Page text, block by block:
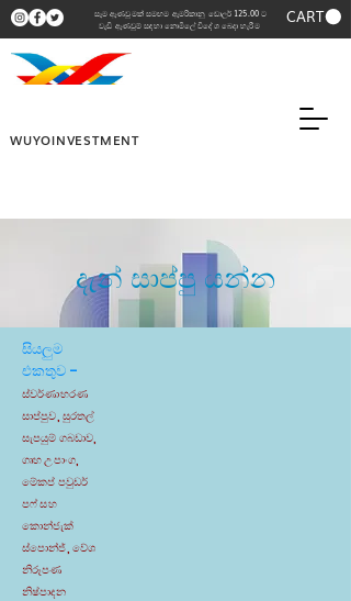
සෑම ඇණවුමක් සමඟම ඇමරිකානු ඩොලර් 125.00 ට
වැඩි ඇණවුම් සඳහා නොමිලේ විදේශ බෙදා හැරීම
CART
WUYOINVESTMENT
දැන් සාප්පු යන්න
සියලුම
එකතුව -
ස්වර්ණාභරණ
සාප්පුව, සුරතල්
සැපයුම් ගබඩාව,
ගෘහ උපාංග,
මේකප් පවුඩර්
පෆ් සහ
කොන්ජැක්
ස්පොන්ජ්, වේශ
නිරූපණ
නිෂ්පාදන